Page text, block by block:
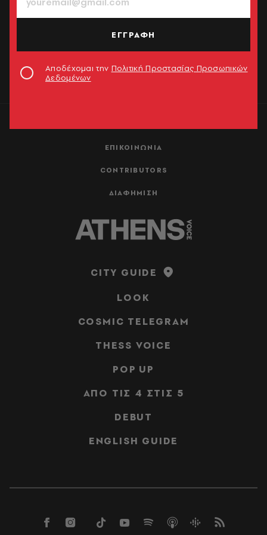
ΕΠΙΚΟΙΝΩΝΙΑ
CONTRIBUTORS
ΔΙΑΦΗΜΙΣΗ
NEWSLETTER: Καθημερινή ενημέρωση στο email σου
Δεδομένων
CITY GUIDE
LOOK
COSMIC TELEGRAM
THESS VOICE
POP UP
ΑΠΟ ΤΙΣ 4 ΣΤΙΣ 5
DEBUT
ENGLISH GUIDE
ΕΓΓΡΑΦΗ
Αποδέχομαι την Πολιτική Προστασίας Προσωπικών
Δεδομένων